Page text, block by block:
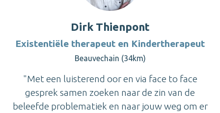
Dirk Thienpont
Existentiële therapeut en Kindertherapeut
Beauvechain (34km)
"Met een luisterend oor en via face to face
gesprek samen zoeken naar de zin van de
beleefde problematiek en naar jouw weg om er